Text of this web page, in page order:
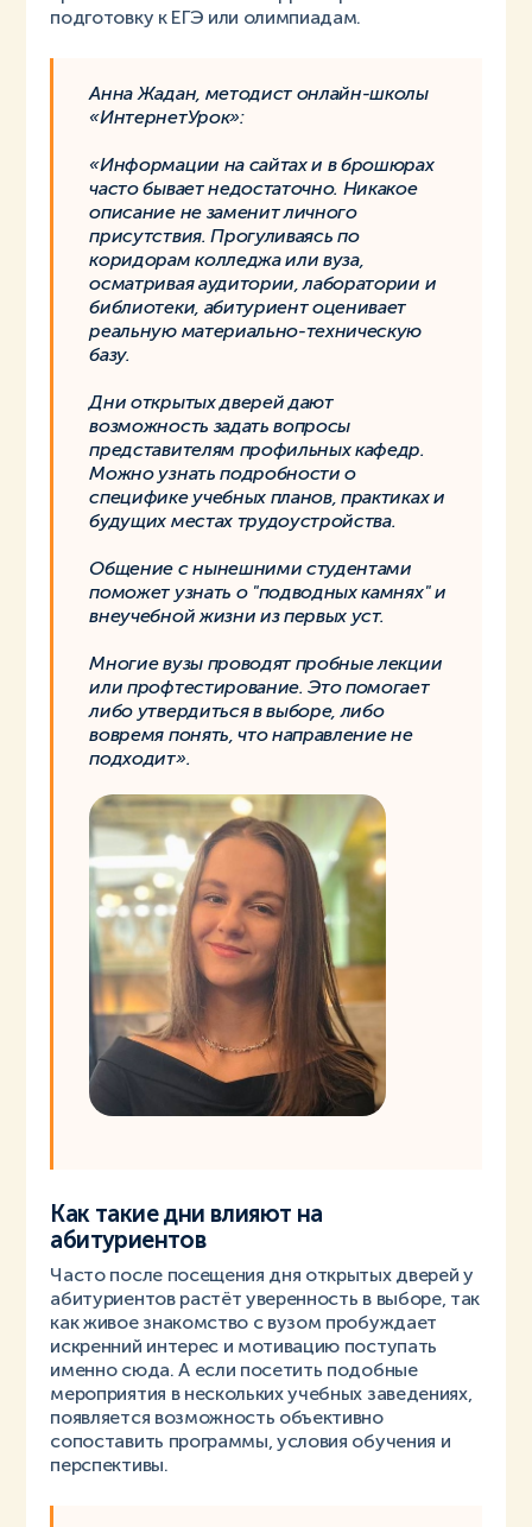
подготовку к ЕГЭ или олимпиадам.
Анна Жадан, методист онлайн-школы
«ИнтернетУрок»:
«Информации на сайтах и в брошюрах
часто бывает недостаточно. Никакое
описание не заменит личного
присутствия. Прогуливаясь по
коридорам колледжа или вуза,
осматривая аудитории, лаборатории и
библиотеки, абитуриент оценивает
реальную материально-техническую
базу.
Дни открытых дверей дают
возможность задать вопросы
представителям профильных кафедр.
Можно узнать подробности о
специфике учебных планов, практиках и
будущих местах трудоустройства.
Общение с нынешними студентами
поможет узнать о "подводных камнях" и
внеучебной жизни из первых уст.
Многие вузы проводят пробные лекции
или профтестирование. Это помогает
либо утвердиться в выборе, либо
вовремя понять, что направление не
подходит».
Как такие дни влияют на
абитуриентов
Часто после посещения дня открытых дверей у
абитуриентов растёт уверенность в выборе, так
как живое знакомство с вузом пробуждает
искренний интерес и мотивацию поступать
именно сюда. А если посетить подобные
мероприятия в нескольких учебных заведениях,
появляется возможность объективно
сопоставить программы, условия обучения и
перспективы.